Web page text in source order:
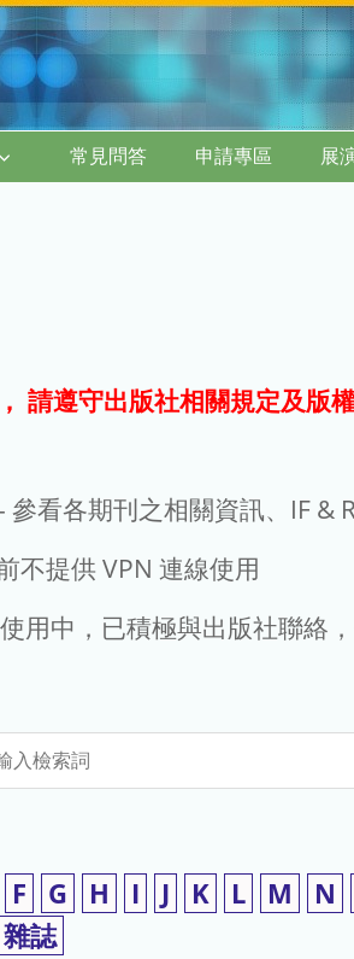
常見問答 申請專區 展
請遵守出版社相關規定及版
參看各期刊之相關資訊、IF &
不提供 VPN 連線使用
用中，已積極與出版社聯絡
F G H I J K L M N
雜誌